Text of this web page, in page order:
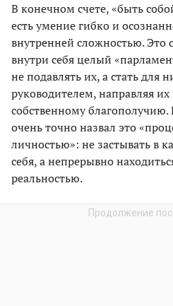
В конечном счете, «быть
есть умение гибко и
внутренней сложностью. Это
внутри себя целый
не подавлять их, а стать для
руководителем, направляя
собственному
очень точно назвал это
личностью»: не застывать в
себя, а непрерывно
реальностью.